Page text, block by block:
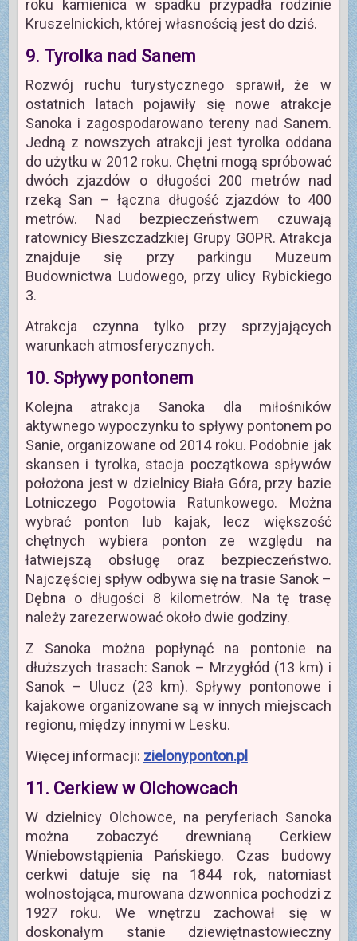
roku kamienica w spadku przypadła rodzinie
Kruszelnickich, której własnością jest do dziś.
9. Tyrolka nad Sanem
Rozwój ruchu turystycznego sprawił, że w
ostatnich latach pojawiły się nowe atrakcje
Sanoka i zagospodarowano tereny nad Sanem.
Jedną z nowszych atrakcji jest tyrolka oddana
do użytku w 2012 roku. Chętni mogą spróbować
dwóch zjazdów o długości 200 metrów nad
rzeką San – łączna długość zjazdów to 400
metrów. Nad bezpieczeństwem czuwają
ratownicy Bieszczadzkiej Grupy GOPR. Atrakcja
znajduje się przy parkingu Muzeum
Budownictwa Ludowego, przy ulicy Rybickiego
3.
Atrakcja czynna tylko przy sprzyjających
warunkach atmosferycznych.
10. Spływy pontonem
Kolejna atrakcja Sanoka dla miłośników
aktywnego wypoczynku to spływy pontonem po
Sanie, organizowane od 2014 roku. Podobnie jak
skansen i tyrolka, stacja początkowa spływów
położona jest w dzielnicy Biała Góra, przy bazie
Lotniczego Pogotowia Ratunkowego. Można
wybrać ponton lub kajak, lecz większość
chętnych wybiera ponton ze względu na
łatwiejszą obsługę oraz bezpieczeństwo.
Najczęściej spływ odbywa się na trasie Sanok –
Dębna o długości 8 kilometrów. Na tę trasę
należy zarezerwować około dwie godziny.
Z Sanoka można popłynąć na pontonie na
dłuższych trasach: Sanok – Mrzygłód (13 km) i
Sanok – Ulucz (23 km). Spływy pontonowe i
kajakowe organizowane są w innych miejscach
regionu, między innymi w Lesku.
Więcej informacji: zielonyponton.pl
11. Cerkiew w Olchowcach
W dzielnicy Olchowce, na peryferiach Sanoka
można zobaczyć drewnianą Cerkiew
Wniebowstąpienia Pańskiego. Czas budowy
cerkwi datuje się na 1844 rok, natomiast
wolnostojąca, murowana dzwonnica pochodzi z
1927 roku. We wnętrzu zachował się w
doskonałym stanie dziewiętnastowieczny